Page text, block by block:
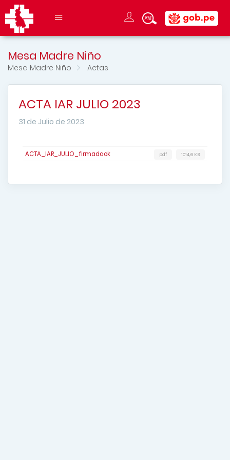
Mesa Madre Niño
Mesa Madre Niño Actas
ACTA IAR JULIO 2023
31 de Julio de 2023
ACTA_IAR_JULIO_firmadaok 1014,6 KB
pdf